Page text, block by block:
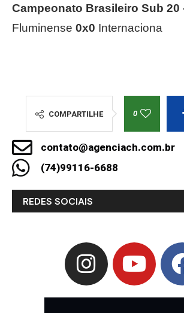
Campeonato Brasileiro Sub 20
Fluminense 0x0 Internaciona
COMPARTILHE 0
contato@agenciach.com.br
(74)99116-6688
REDES SOCIAIS